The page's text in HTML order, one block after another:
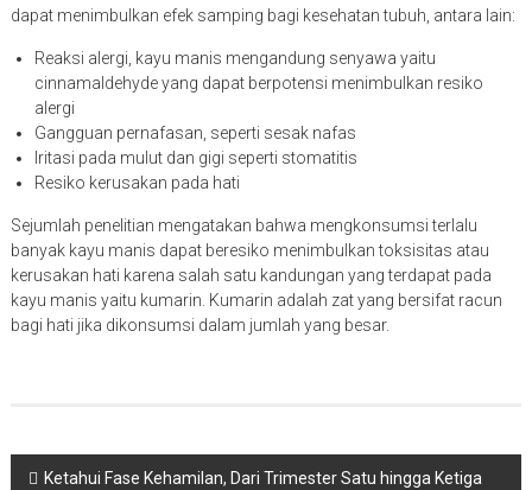
dapat menimbulkan efek samping bagi kesehatan tubuh, antara lain:
Reaksi alergi, kayu manis mengandung senyawa yaitu
cinnamaldehyde yang dapat berpotensi menimbulkan resiko
alergi
Gangguan pernafasan, seperti sesak nafas
Iritasi pada mulut dan gigi seperti stomatitis
Resiko kerusakan pada hati
Sejumlah penelitian mengatakan bahwa mengkonsumsi terlalu
banyak kayu manis dapat beresiko menimbulkan toksisitas atau
kerusakan hati karena salah satu kandungan yang terdapat pada
kayu manis yaitu kumarin. Kumarin adalah zat yang bersifat racun
bagi hati jika dikonsumsi dalam jumlah yang besar.
Navigasi
Ketahui Fase Kehamilan, Dari Trimester Satu hingga Ketiga